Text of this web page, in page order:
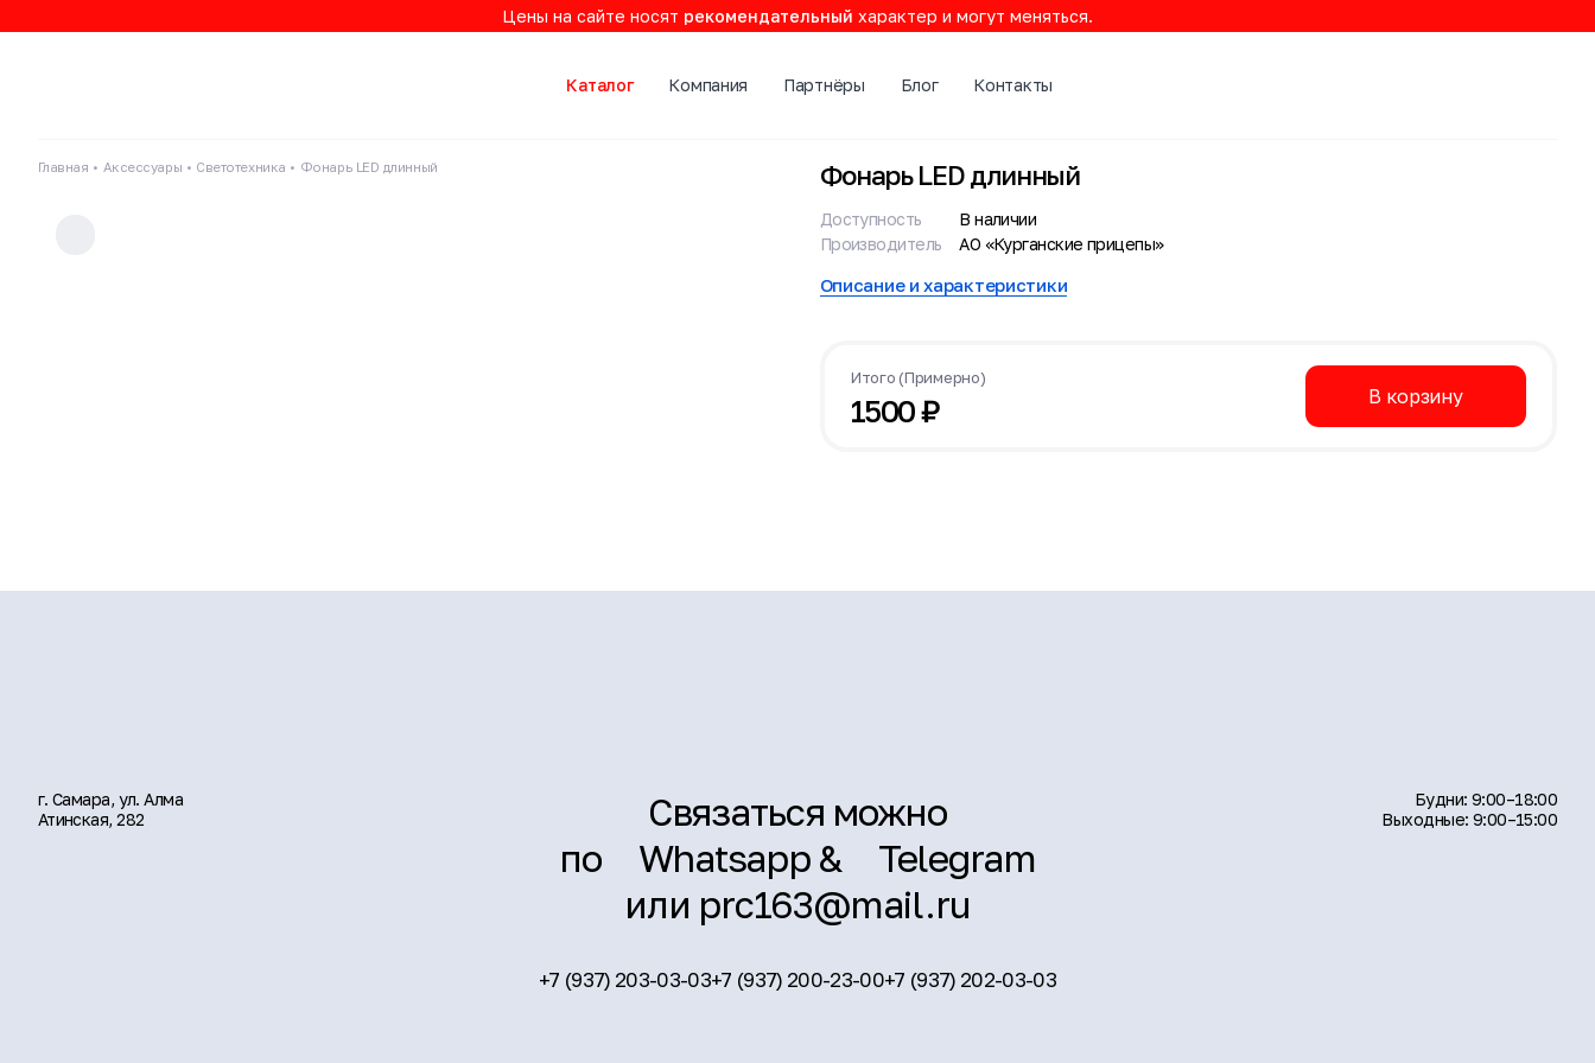
Цены на сайте носят рекомендательный характер и могут меняться.
Каталог Компания Партнёры Блог Контакты
Главная Аксессуары Светотехника Фонарь LED длинный Фонарь LED длинный
Доступность
В наличии
Производитель
АО «Курганские прицепы»
Описание и характеристики
Итого (Примерно)
1500₽ В корзину
г. Самара, ул. Алма
Атинская, 282
Связаться можно
по
Whatsapp&
Telegram
или prc163@mail.ru
+7 (937) 203-03-03+7 (937) 200-23-00+7 (937) 202-03-03
Будни: 9:00–18:00
Выходные: 9:00–15:00